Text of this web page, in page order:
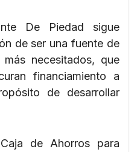
De Piedad sigue
de ser una fuente de
necesitados, que
financiamiento a
de desarrollar
de Ahorros para